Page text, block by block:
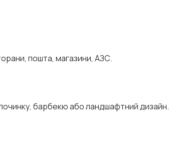
пошта, магазини, АЗС.
барбекю або ландшафтний дизайн.